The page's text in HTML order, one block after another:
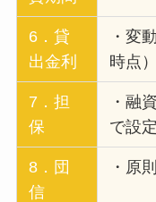
6．貸
出金利
・変
時点）
7．担
保
・融
で設定
8．団
信
・原